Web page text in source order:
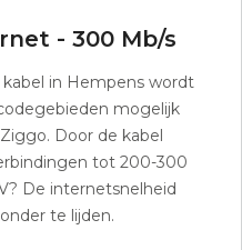
- 300 Mb/s
in Hempens wordt
mogelijk
Door de kabel
tot 200-300
De internetsnelheid
te lijden.